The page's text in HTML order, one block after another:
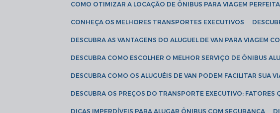
COMO OTIMIZAR A LOCAÇÃO DE ÔNIBUS PARA VIAGEM PERFEITA
CONHEÇA OS MELHORES TRANSPORTES EXECUTIVOS
DESCUBRA AS VANTAGENS DO ALUGUEL DE VAN PARA VIAGEM
DESCUBRA COMO ESCOLHER O MELHOR SERVIÇO DE ÔNIBUS
DESCUBRA COMO OS ALUGUÉIS DE VAN PODEM FACILITAR SUA
DESCUBRA OS PREÇOS DO TRANSPORTE EXECUTIVO: FATORES
DICAS IMPERDÍVEIS PARA ALUGAR ÔNIBUS COM SEGURANÇA